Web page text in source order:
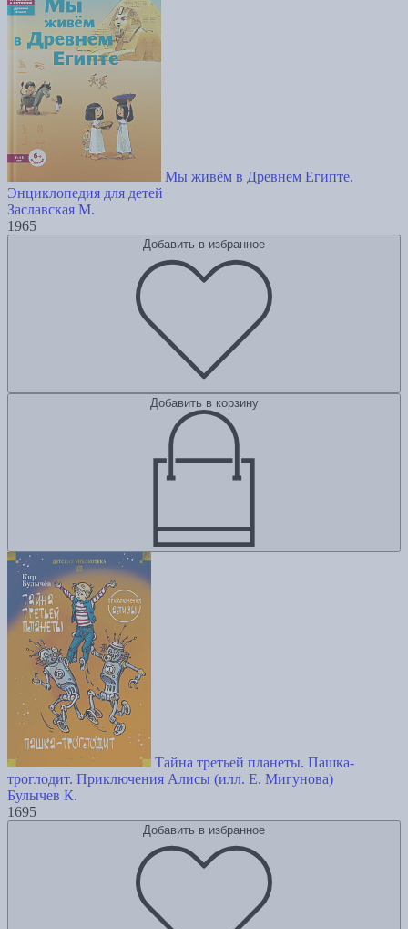
Мы живём в Древнем Египте.
Энциклопедия для детей
Заславская М.
1965
Добавить в избранное
Добавить в корзину
Тайна третьей планеты. Пашка-
троглодит. Приключения Алисы (илл. Е. Мигунова)
Булычев К.
1695
Добавить в избранное